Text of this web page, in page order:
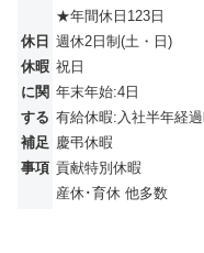
休日
休暇
に関
する
補足
事項
★年間休日123日
週休2日制(土・日)
祝日
年末年始:4日
有給休暇:入社半年経
慶弔休暇
貢献特別休暇
産休･育休 他多数